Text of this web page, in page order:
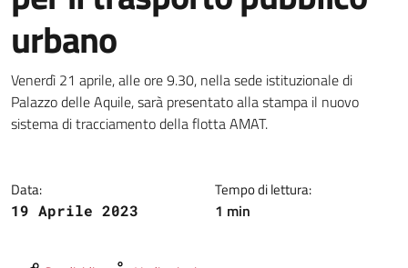
urbano
Dettagli della notizia
Venerdì 21 aprile, alle ore 9.30, nella sede istituzionale di
Palazzo delle Aquile, sarà presentato alla stampa il nuovo
sistema di tracciamento della flotta AMAT.
Data:
19 Aprile 2023
Tempo di lettura:
1 min